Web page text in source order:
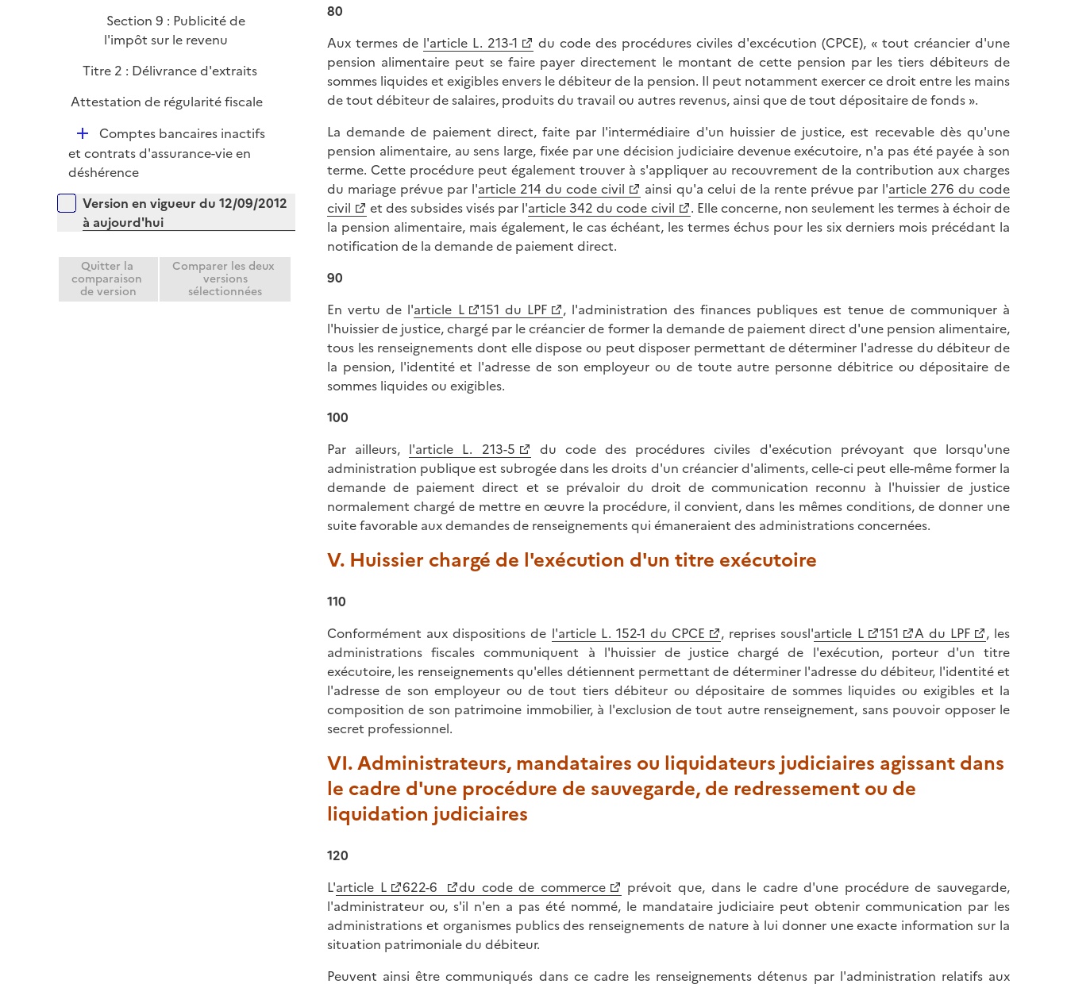
Section 9 : Publicité de
l'impôt sur le revenu
Titre 2 : Délivrance d'extraits
Attestation de régularité fiscale
D
é
p
i
e
Comptes bancaires inactifs
et contrats d'assurance-vie en
déshérence
Versions sur la période
Version en vigueur du 12/09/2012
à aujourd'hui
Quitter la
comparaison
de version
Comparer les deux
versions
sélectionnées
80
Aux termes de l'article L. 213-1
du code des procédures civiles d'excécution (CPCE), « tout créancier d'une
pension alimentaire peut se faire payer directement le montant de cette pension par les tiers débiteurs de
sommes liquides et exigibles envers le débiteur de la pension. Il peut notamment exercer ce droit entre les mains
de tout débiteur de salaires, produits du travail ou autres revenus, ainsi que de tout dépositaire de fonds ».
La demande de paiement direct, faite par l'intermédiaire d'un huissier de justice, est recevable dès qu'une
pension alimentaire, au sens large, fixée par une décision judiciaire devenue exécutoire, n'a pas été payée à son
terme. Cette procédure peut également trouver à s'appliquer au recouvrement de la contribution aux charges
du mariage prévue par l'article 214 du code civil ainsi qu'a celui de la rente prévue par l'article 276 du code
civil
et des subsides visés par l'article 342 du code civil
. Elle concerne, non seulement les termes à échoir de
la pension alimentaire, mais également, le cas échéant, les termes échus pour les six derniers mois précédant la
notification de la demande de paiement direct.
90
En vertu de l'article L 151 du LPF
, l'administration des finances publiques est tenue de communiquer à
l'huissier de justice, chargé par le créancier de former la demande de paiement direct d'une pension alimentaire,
tous les renseignements dont elle dispose ou peut disposer permettant de déterminer l'adresse du débiteur de
la pension, l'identité et l'adresse de son employeur ou de toute autre personne débitrice ou dépositaire de
sommes liquides ou exigibles.
100
Par ailleurs, l'article L. 213-5
du code des procédures civiles d'exécution prévoyant que lorsqu'une
administration publique est subrogée dans les droits d'un créancier d'aliments, celle-ci peut elle-même former la
demande de paiement direct et se prévaloir du droit de communication reconnu à l'huissier de justice
normalement chargé de mettre en œuvre la procédure, il convient, dans les mêmes conditions, de donner une
suite favorable aux demandes de renseignements qui émaneraient des administrations concernées.
V. Huissier chargé de l'exécution d'un titre exécutoire
110
Conformément aux dispositions de l'article L. 152-1 du CPCE , reprises sousl'article L 151 A du LPF
, les
administrations fiscales communiquent à l'huissier de justice chargé de l'exécution, porteur d'un titre
exécutoire, les renseignements qu'elles détiennent permettant de déterminer l'adresse du débiteur, l'identité et
l'adresse de son employeur ou de tout tiers débiteur ou dépositaire de sommes liquides ou exigibles et la
composition de son patrimoine immobilier, à l'exclusion de tout autre renseignement, sans pouvoir opposer le
secret professionnel.
VI. Administrateurs, mandataires ou liquidateurs judiciaires agissant dans
le cadre d'une procédure de sauvegarde, de redressement ou de
liquidation judiciaires
120
L'article L 622-6 du code de commerce
prévoit que, dans le cadre d'une procédure de sauvegarde,
l'administrateur ou, s'il n'en a pas été nommé, le mandataire judiciaire peut obtenir communication par les
administrations et organismes publics des renseignements de nature à lui donner une exacte information sur la
situation patrimoniale du débiteur.
Peuvent ainsi être communiqués dans ce cadre les renseignements détenus par l'administration relatifs aux